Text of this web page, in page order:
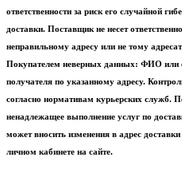
ответственности за риск его случайной
доставки. Поставщик не несет
неправильному адресу или не тому
Покупателем неверных данных: ФИО или
получателя по указанному адресу.
согласно нормативам курьерских служб.
ненадлежащее выполнение услуг по
может вносить изменения в адрес
личном кабинете на сайте.